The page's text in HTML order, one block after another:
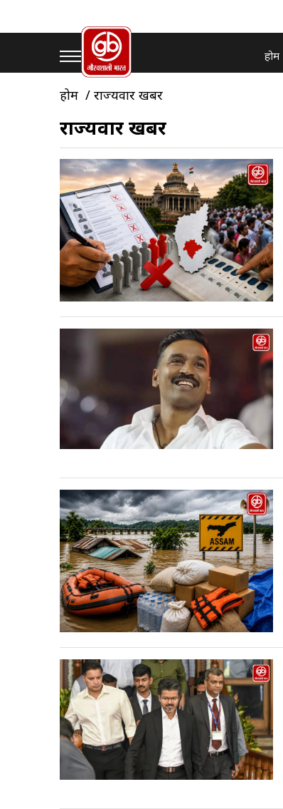
होम
होम राज्यवार खबरें
राज्यवार खबरें